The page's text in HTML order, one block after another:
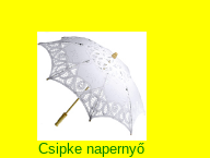
Csipke napernyő